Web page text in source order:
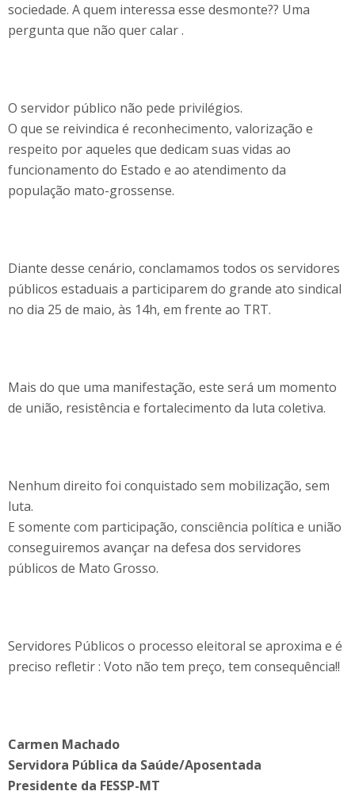
sociedade. A quem interessa esse desmonte?? Uma
pergunta que não quer calar .
O servidor público não pede privilégios.
O que se reivindica é reconhecimento, valorização e
respeito por aqueles que dedicam suas vidas ao
funcionamento do Estado e ao atendimento da
população mato-grossense.
Diante desse cenário, conclamamos todos os servidores
públicos estaduais a participarem do grande ato sindical
no dia 25 de maio, às 14h, em frente ao TRT.
Mais do que uma manifestação, este será um momento
de união, resistência e fortalecimento da luta coletiva.
Nenhum direito foi conquistado sem mobilização, sem
luta.
E somente com participação, consciência política e união
conseguiremos avançar na defesa dos servidores
públicos de Mato Grosso.
Servidores Públicos o processo eleitoral se aproxima e é
preciso refletir : Voto não tem preço, tem consequência!!
Carmen Machado
Servidora Pública da Saúde/Aposentada
Presidente da FESSP-MT